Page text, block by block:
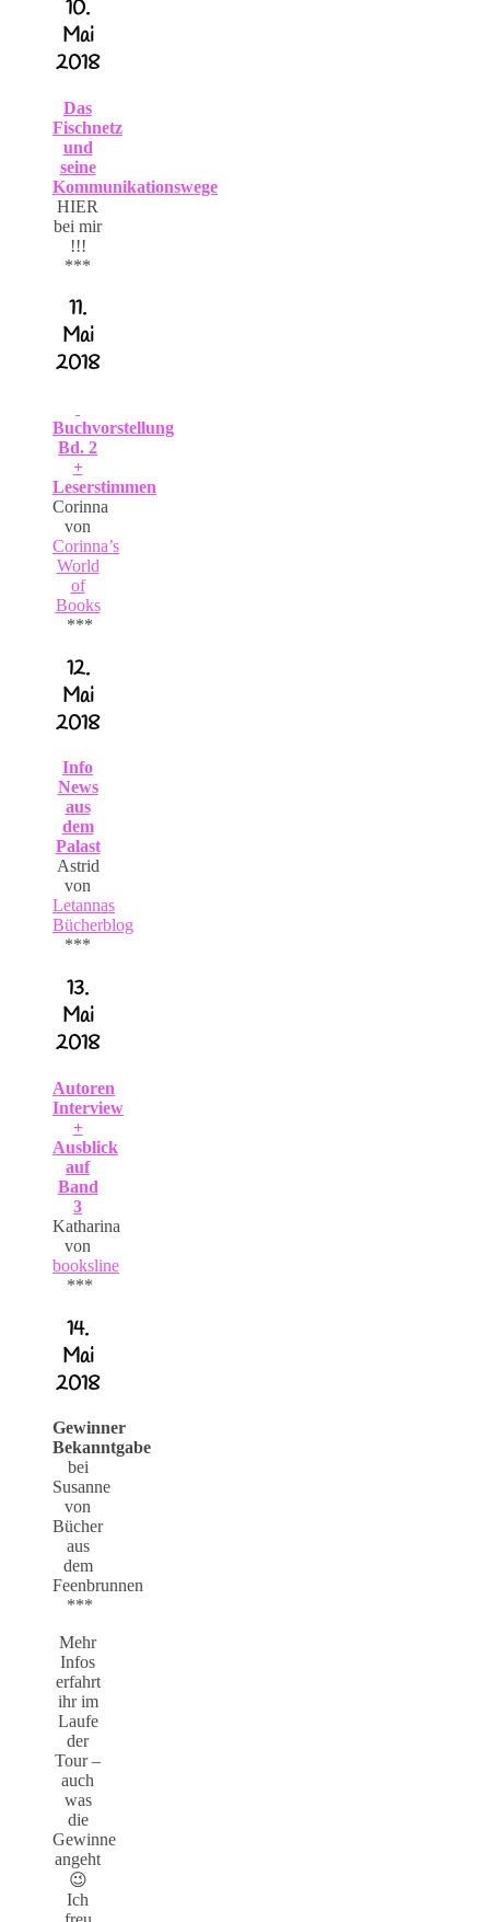
10.
Mai
2018
Das
Fischnetz
und
seine
Kommunikationswege
HIER
bei mir
!!!
***
11.
Mai
2018
Buchvorstellung
Bd. 2
+
Leserstimmen
Corinna
von
Corinna’s
World
of
Books
***
12.
Mai
2018
Info
News
aus
dem
Palast
Astrid
von
Letannas
Bücherblog
***
13.
Mai
2018
Autoren
Interview
+
Ausblick
auf
Band
3
Katharina
von
booksline
***
14.
Mai
2018
Gewinner
Bekanntgabe
bei
Susanne
von
Bücher
aus
dem
Feenbrunnen
***
Mehr
Infos
erfahrt
ihr im
Laufe
der
Tour –
auch
was
die
Gewinne
angeht
😉
Ich